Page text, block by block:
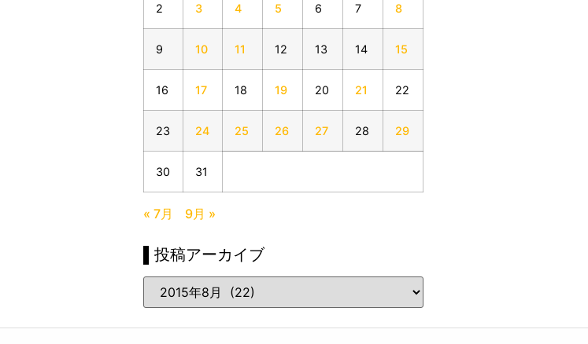
2 3 4 5 6 7 8
9 10 11 12 13 14 15
16 17 18 19 20 21 22
23 24 25 26 27 28 29
30 31
« 7月 9月 »
▌投稿アーカイブ